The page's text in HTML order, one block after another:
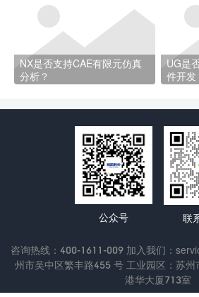
NX是否支持CAE有限元仿真
分析？
UG是
件开发
公众号 联
咨询热线：400-1611-009 加入我们：
州市吴中区繁丰路455 号 工业园区：苏
港华大厦713室